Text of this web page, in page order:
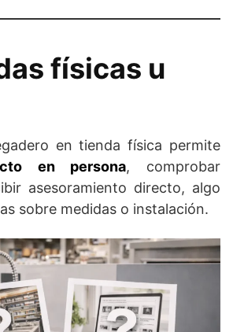
físicas u
en tienda física permite
en persona, comprobar
asesoramiento directo, algo
sobre medidas o instalación.